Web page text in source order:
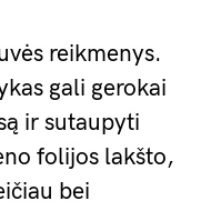
reikmenys.
gali gerokai
ir sutaupyti
folijos lakšto,
bei